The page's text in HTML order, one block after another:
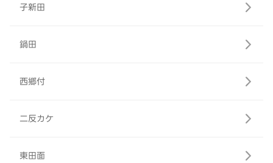
子新田
鍋田
西郷付
二反カケ
東田面